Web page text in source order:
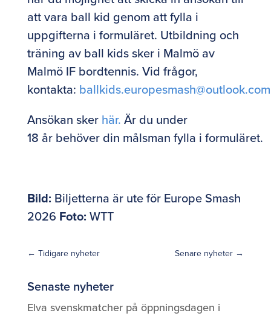
att vara ball kid genom att fylla i
uppgifterna i formuläret. Utbildning och
träning av ball kids sker i Malmö av
Malmö IF bordtennis. Vid frågor,
kontakta: ballkids.europesmash@outlook.com
Ansökan sker här. Är du under
18 år behöver din målsman fylla i formuläret.
Bild: Biljetterna är ute för Europe Smash
2026 Foto: WTT
← Tidigare nyheter Senare nyheter →
Senaste nyheter
Elva svenskmatcher på öppningsdagen i